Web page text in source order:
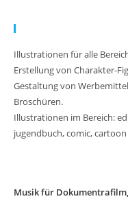
Illustrationen für alle
Erstellung von Charakter-
Gestaltung von
Broschüren.
Illustrationen im Bereich:
jugendbuch, comic, cartoon
Musik für